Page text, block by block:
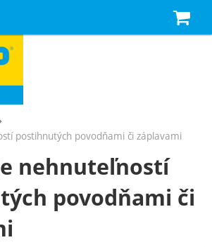
postihnutých povodňami či záplavami
nehnuteľností
povodňami či